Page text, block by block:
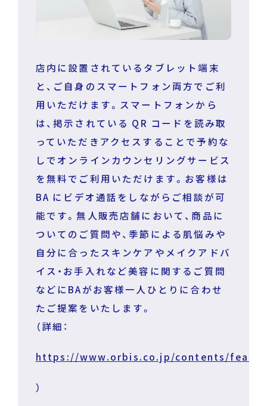
店内に設置されているタブレット端末
と、ご自身のスマートフォン両方でご利
用いただけます。スマートフォンから
は、掲示されている QR コードを読み取
っていただきアクセスすることで予約な
しでオンラインカウンセリングサービス
を無料でご利用いただけます。お客様は
BA にビデオ通話をしながらご相談が可
能です。無人販売店舗において、商品に
ついてのご質問や、季節による肌悩みや
自分に合ったスキンケアやメイクアドバ
イス・お手入れなど美容に関するご質問
などにBAがお客様一人ひとりに合わせ
たご提案をいたします。
（詳細：
https://www.orbis.co.jp/contents/
）